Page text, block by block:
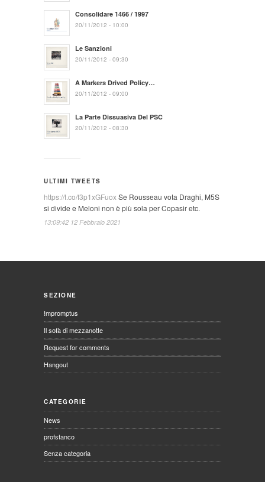
Consolidare 1466 / 1997
20/11/2012 - 10:00
Le Sanzioni
20/11/2012 - 09:30
A Markers Drived Policy…
20/11/2012 - 09:00
La Parte Dissuasiva Del PSC
20/11/2012 - 08:30
ULTIMI TWEETS
https://t.co/f3p1xGFuoxSe Rousseau vota Draghi, M5S
si divide e Meloni non è più sola per Copasir etc.
13:09:42 12 Febbraio 2021
SEZIONE
Impromptus
Il sofà di mezzanotte
Request for comments
Hangout
CATEGORIE
News
profstanco
Senza categoria